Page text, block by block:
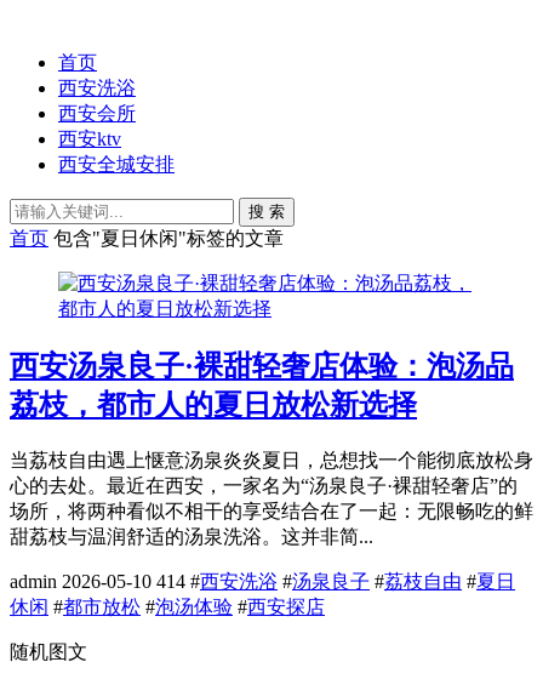
首页
西安洗浴
西安会所
西安ktv
西安全城安排
搜 索
首页 包含"夏日休闲"标签的文章
西安汤泉良子·裸甜轻奢店体验：泡汤品
荔枝，都市人的夏日放松新选择
当荔枝自由遇上惬意汤泉炎炎夏日，总想找一个能彻底放松身
心的去处。最近在西安，一家名为“汤泉良子·裸甜轻奢店”的
场所，将两种看似不相干的享受结合在了一起：无限畅吃的鲜
甜荔枝与温润舒适的汤泉洗浴。这并非简...
admin 2026-05-10 414 #西安洗浴 #汤泉良子 #荔枝自由 #夏日
休闲 #都市放松 #泡汤体验 #西安探店
随机图文